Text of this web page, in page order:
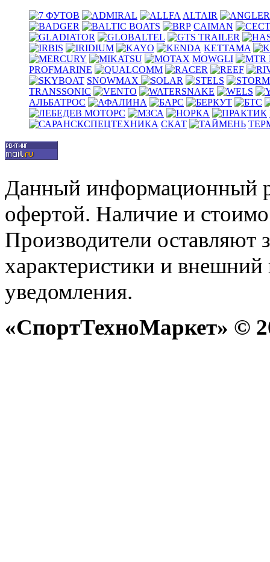
ALTAIR
CAIMAN
KETTAMA
MOWGLI
PROFMARINE
SNOWMAX
TRANSSONIC
АЛЬБАТРОС
СКАТ
Данный информационный
офертой. Наличие и
Производители оставляют
характеристики и внешний
уведомления.
«СпортТехноМаркет» ©